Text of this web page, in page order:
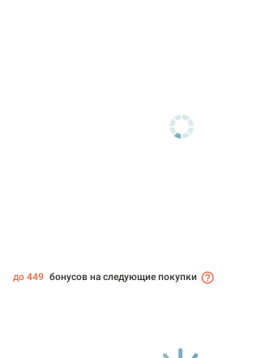
до 449 бонусов на следующие покупки